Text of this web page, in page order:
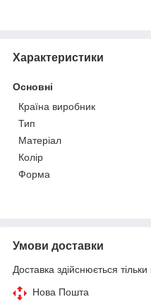
Характеристики
Основні
Країна виробник
Тип
Матеріал
Колір
Форма
Умови доставки
Доставка здійснюється
Нова Пошта